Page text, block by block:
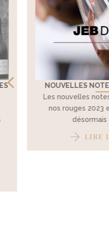
NOUVELLES
Les nouvelles
nos rouges 2023
désormais
LIRE